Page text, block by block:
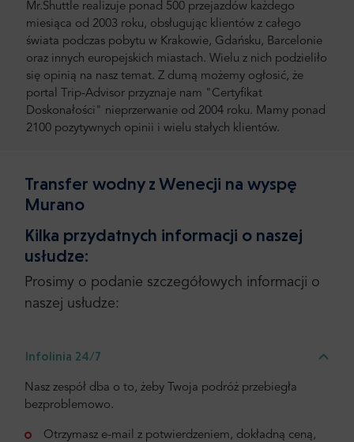
Mr.Shuttle realizuje ponad 500 przejazdów każdego
miesiąca od 2003 roku, obsługując klientów z całego
świata podczas pobytu w Krakowie, Gdańsku, Barcelonie
oraz innych europejskich miastach. Wielu z nich podzieliło
się opinią na nasz temat. Z dumą możemy ogłosić, że
portal Trip-Advisor przyznaje nam "Certyfikat
Doskonałości" nieprzerwanie od 2004 roku. Mamy ponad
2100 pozytywnych opinii i wielu stałych klientów.
Transfer wodny z Wenecji na wyspę
Murano
Kilka przydatnych informacji o naszej
usłudze:
Prosimy o podanie szczegółowych informacji o
naszej usłudze:
Infolinia 24/7
Nasz zespół dba o to, żeby Twoja podróż przebiegła
bezproblemowo.
Otrzymasz e-mail z potwierdzeniem, dokładną ceną,